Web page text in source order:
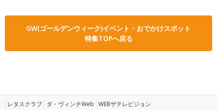
GW(ゴールデンウィーク)イベント・おでかけスポット
特集TOPへ戻る
レタスクラブ ダ・ヴィンチWeb WEBザテレビジョン